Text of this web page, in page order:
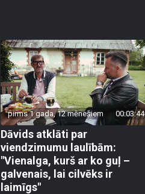
pirms 1 gada, 12 mēnešiem 00:03:44
Dāvids atklāti par
viendzimumu laulībām:
"Vienalga, kurš ar ko guļ –
galvenais, lai cilvēks ir
laimīgs"